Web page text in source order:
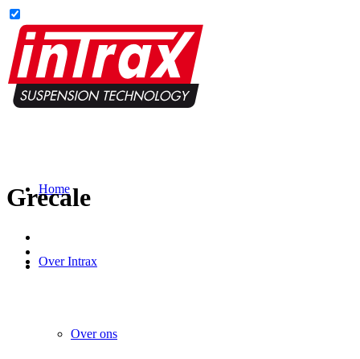
Home
Over Intrax
Over ons
Grecale